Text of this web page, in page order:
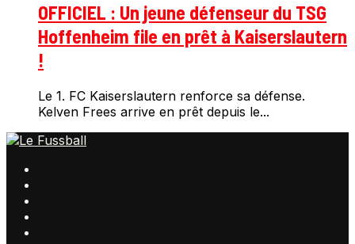
OFFICIEL : Un jeune défenseur du TSG
Hoffenheim file en prêt à Kaiserslautern
!
Le 1. FC Kaiserslautern renforce sa défense.
Kelven Frees arrive en prêt depuis le...